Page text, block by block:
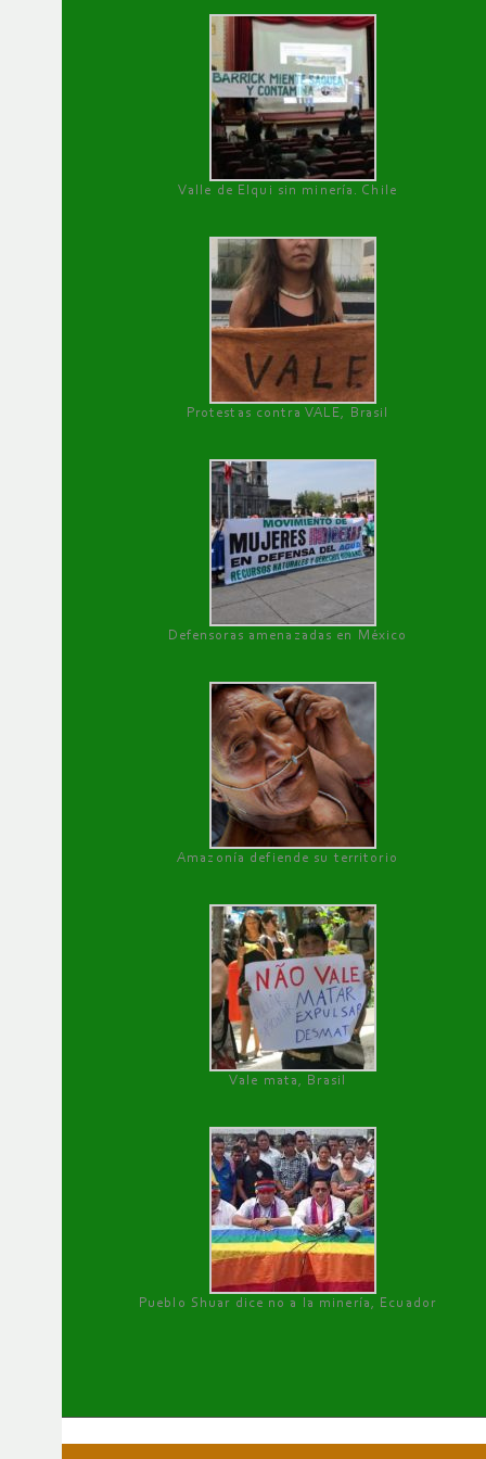
Valle de Elqui sin minería. Chile
Protestas contra VALE, Brasil
Defensoras amenazadas en México
Amazonía defiende su territorio
Vale mata, Brasil
Pueblo Shuar dice no a la minería, Ecuador